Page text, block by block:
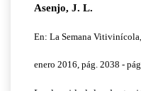
Asenjo, J. L.
En: La Semana
enero 2016, pág. 2038 -